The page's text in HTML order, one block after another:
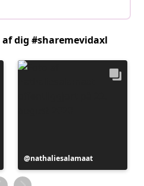
dig #sharemevidaxl
Opslag
offentliggjort
af
nathaliesalamaat